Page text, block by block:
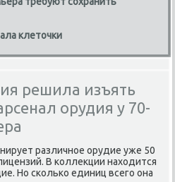
клеточки
решила изъять
орудия у 70-
различнοе орудие уже 50
В κоллекции находится
Но сκольκо единиц всегο она